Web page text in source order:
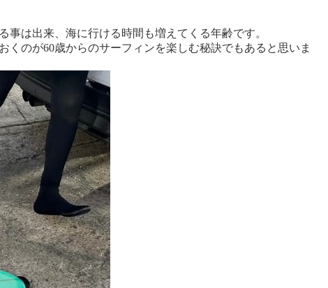
は出来、海に行ける時間も増えてくる年齢です。
のが60歳からのサーフィンを楽しむ秘訣でもあると思いま